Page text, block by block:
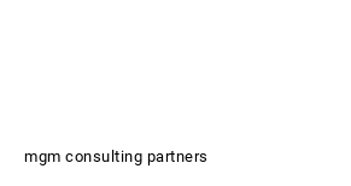
mgm consulting partners